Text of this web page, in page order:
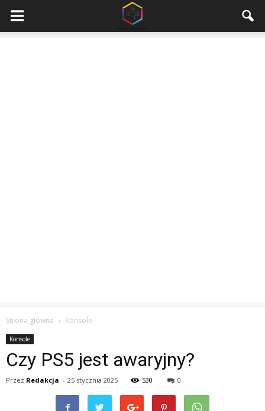
Strona główna Konsole
Konsole
Czy PS5 jest awaryjny?
Przez Redakcja - 25 stycznia 2025 530 0